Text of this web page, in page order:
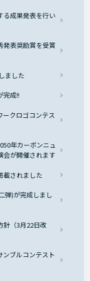
る成果発表を行い
発表奨励賞を受賞
ました
完成!!
クロゴコンテス
年カーボンニュ
会が開催されます
載されました
弾)が完成しまし
針（3月22日改
ンブルコンテスト